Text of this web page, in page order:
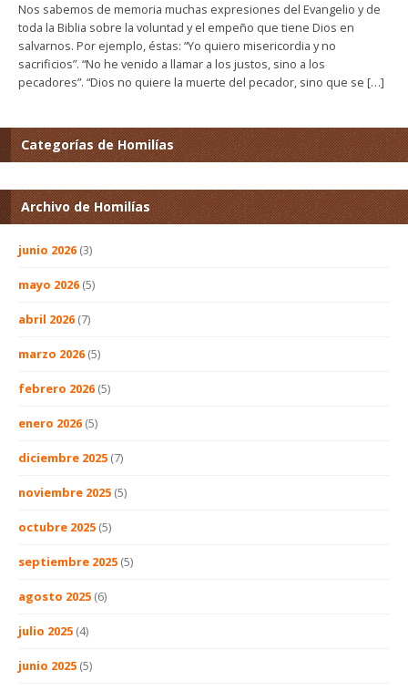
Nos sabemos de memoria muchas expresiones del Evangelio y de
toda la Biblia sobre la voluntad y el empeño que tiene Dios en
salvarnos. Por ejemplo, éstas: “Yo quiero misericordia y no
sacrificios”. “No he venido a llamar a los justos, sino a los
pecadores”. “Dios no quiere la muerte del pecador, sino que se […]
Categorías de Homilías
Archivo de Homilías
junio 2026 (3)
mayo 2026 (5)
abril 2026 (7)
marzo 2026 (5)
febrero 2026 (5)
enero 2026 (5)
diciembre 2025 (7)
noviembre 2025 (5)
octubre 2025 (5)
septiembre 2025 (5)
agosto 2025 (6)
julio 2025 (4)
junio 2025 (5)